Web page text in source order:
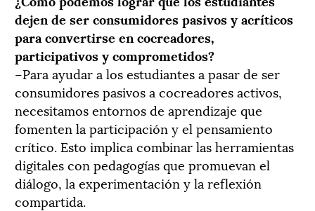
dejen de ser consumidores pasivos y acríticos
para convertirse en cocreadores,
participativos y comprometidos?
–Para ayudar a los estudiantes a pasar de ser
consumidores pasivos a cocreadores activos,
necesitamos entornos de aprendizaje que
fomenten la participación y el pensamiento
crítico. Esto implica combinar las herramientas
digitales con pedagogías que promuevan el
diálogo, la experimentación y la reflexión
compartida.